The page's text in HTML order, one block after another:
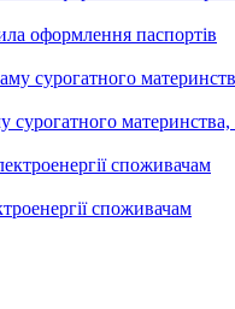
оформлення паспортів
материнства,
споживачам